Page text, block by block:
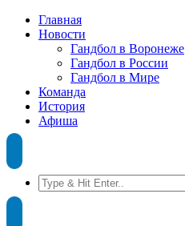
Главная
Новости
Гандбол в Воронеже
Гандбол в России
Гандбол в Мире
Команда
История
Афиша